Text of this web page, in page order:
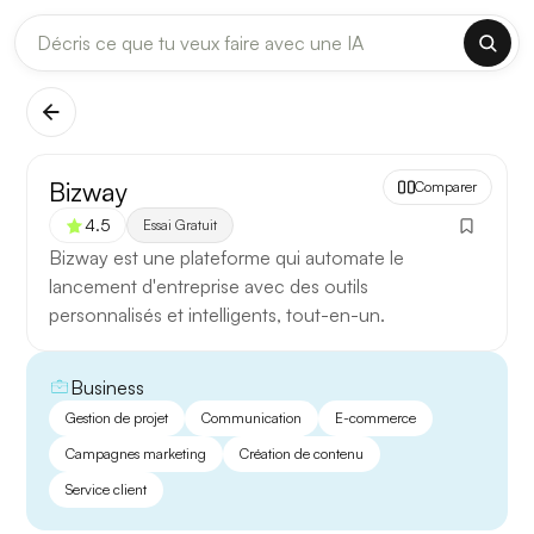
✕
DERNIÈRES MISES À JOUR MODÈLES
Claude
[TEST] Claude Opus 4.8 : ce qui change
5 août 2026
Anthropic met à jour Claude Opus le 2 août 2026. Cette
version porte sur la longueur de contexte, la fiabilité des
réponses longues et la vitesse de première réponse.
Contexte étendu — les documents longs sont traités
d’un seul tenant, sans découpage manuel.
Réponses longues— moins de pertes de fil sur les
textes de plusieurs milliers de mots.
Bizway
4.5 Essai Gratuit
Bizway est une plateforme qui automate le
lancement d'entreprise avec des outils
personnalisés et intelligents, tout-en-un.
Comparer
Business
Gestion de projet Communication
E-commerce
Campagnes marketing
Création de contenu
Service client